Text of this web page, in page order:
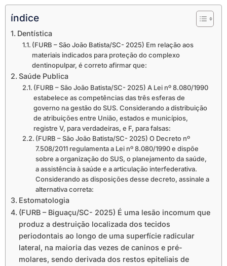
índice
Dentística
(FURB – São João Batista/SC- 2025) Em relação aos
materiais indicados para proteção do complexo
dentinopulpar, é correto afirmar que:
Saúde Publica
(FURB – São João Batista/SC- 2025) A Lei nº 8.080/1990
estabelece as competências das três esferas de
governo na gestão do SUS. Considerando a distribuição
de atribuições entre União, estados e municípios,
registre V, para verdadeiras, e F, para falsas:
(FURB – São João Batista/SC- 2025) O Decreto nº
7.508/2011 regulamenta a Lei nº 8.080/1990 e dispõe
sobre a organização do SUS, o planejamento da saúde,
a assistência à saúde e a articulação interfederativa.
Considerando as disposições desse decreto, assinale a
alternativa correta:
Estomatologia
(FURB – Biguaçu/SC- 2025) É uma lesão incomum que
produz a destruição localizada dos tecidos
periodontais ao longo de uma superfície radicular
lateral, na maioria das vezes de caninos e pré-
molares, sendo derivada dos restos epiteliais de